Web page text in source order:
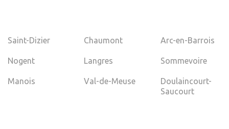
Saint-Dizier Chaumont Arc-en-Barrois
Nogent Langres Sommevoire
Manois Val-de-Meuse
Doulaincourt-
Saucourt